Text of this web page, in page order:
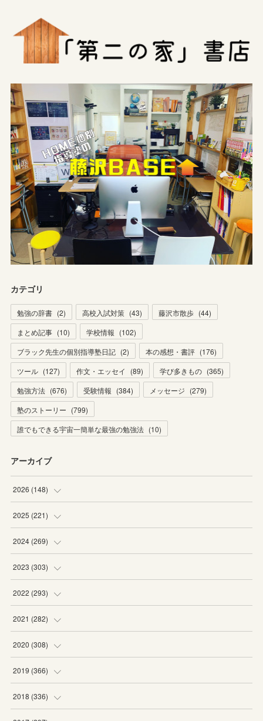
カテゴリ
勉強の辞書 (2) 高校入試対策 (43) 藤沢市散歩 (44)
まとめ記事 (10) 学校情報 (102)
ブラック先生の個別指導塾日記 (2) 本の感想・書評 (176)
ツール (127) 作文・エッセイ (89) 学び多きもの (365)
勉強方法 (676) 受験情報 (384) メッセージ (279)
塾のストーリー (799)
誰でもできる宇宙一簡単な最強の勉強法 (10)
アーカイブ
2026 (148)
(6)
(22
(20
(19
2025 (221)
(19
(20
(19
(20
2024 (269)
(16
(16
(21
(20
2023 (303)
(27
(25
(29
(25
2022 (293)
(18
(27
(26
(25
2021 (282)
(19
(23
(27
(26
2020 (308)
(22
(25
(26
2019 (366)
(28
2018 (336)